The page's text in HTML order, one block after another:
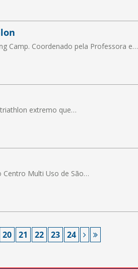
Camp. Coordenado pela Professora e…
extremo que…
Multi Uso de São…
20 21 22 23 24